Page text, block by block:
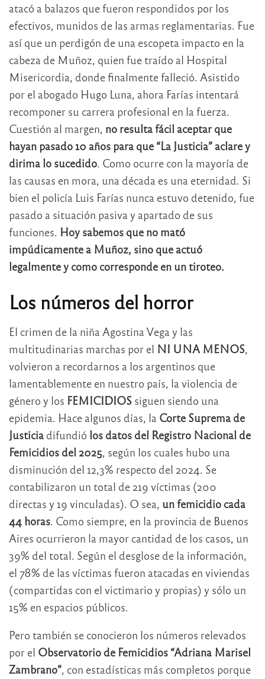
atacó a balazos que fueron respondidos por los
efectivos, munidos de las armas reglamentarias. Fue
así que un perdigón de una escopeta impacto en la
cabeza de Muñoz, quien fue traído al Hospital
Misericordia, donde finalmente falleció. Asistido
por el abogado Hugo Luna, ahora Farías intentará
recomponer su carrera profesional en la fuerza.
Cuestión al margen, no resulta fácil aceptar que
hayan pasado 10 años para que “La Justicia” aclare y
dirima lo sucedido . Como ocurre con la mayoría de
las causas en mora, una década es una eternidad. Si
bien el policía Luis Farías nunca estuvo detenido, fue
pasado a situación pasiva y apartado de sus
funciones. Hoy sabemos que no mató
impúdicamente a Muñoz, sino que actuó
legalmente y como corresponde en un tiroteo.
Los números del horror
El crimen de la niña Agostina Vega y las
multitudinarias marchas por el NI UNA MENOS,
volvieron a recordarnos a los argentinos que
lamentablemente en nuestro país, la violencia de
género y los FEMICIDIOS siguen siendo una
epidemia. Hace algunos días, la Corte Suprema de
Justicia difundió los datos del Registro Nacional de
Femicidios del 2025, según los cuales hubo una
disminución del 12,3% respecto del 2024. Se
contabilizaron un total de 219 víctimas (200
directas y 19 vinculadas). O sea, un femicidio cada
44 horas. Como siempre, en la provincia de Buenos
Aires ocurrieron la mayor cantidad de los casos, un
39% del total. Según el desglose de la información,
el 78% de las víctimas fueron atacadas en viviendas
(compartidas con el victimario y propias) y sólo un
15% en espacios públicos.
Pero también se conocieron los números relevados
por el Observatorio de Femicidios “Adriana Marisel
Zambrano”, con estadísticas más completos porque